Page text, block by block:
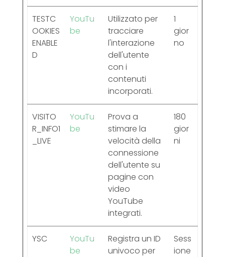
TESTC
OOKIES
ENABLE
D
YouTu
be
Utilizzato per
tracciare
l'interazione
dell'utente
con i
contenuti
incorporati.
1
gior
no
VISITO
R_INFO1
_LIVE
YouTu
be
Prova a
stimare la
velocità della
connessione
dell'utente su
pagine con
video
YouTube
integrati.
180
gior
ni
YSC
YouTu
be
Registra un ID
univoco per
Sess
ione